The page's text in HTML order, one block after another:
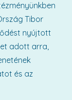
Tibor
nyújtott
adott arra,
és az